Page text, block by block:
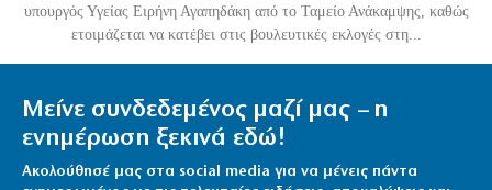
υπουργός Υγείας Ειρήνη Αγαπηδάκη από το Ταμείο Ανάκαμψης, καθώς
ετοιμάζεται να κατέβει στις βουλευτικές εκλογές στη...
Μείνε συνδεδεμένος μαζί μας – η
ενημέρωση ξεκινά εδώ!
Ακολούθησέ μας στα social media για να μένεις πάντα